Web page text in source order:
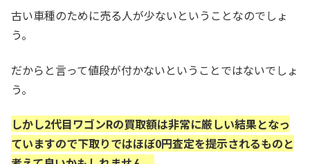
古い車種のために売る人が少ないということなのでしょ
う。
だからと言って値段が付かないということではないでしょ
う。
しかし2代目ワゴンRの買取額は非常に厳しい結果となっ
ていますので下取りではほぼ0円査定を提示されるものと